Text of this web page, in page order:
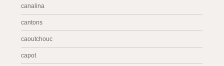
canalina
cantons
caoutchouc
capot